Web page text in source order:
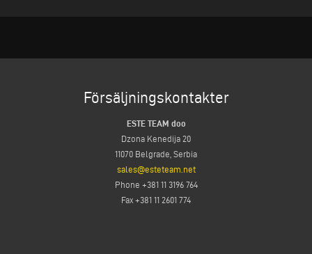
Försäljningskontakter
ESTE TEAM doo
Dzona Kenedija 20
11070 Belgrade, Serbia
sales@esteteam.net
Phone +381 11 3196 764
Fax +381 11 2601 774